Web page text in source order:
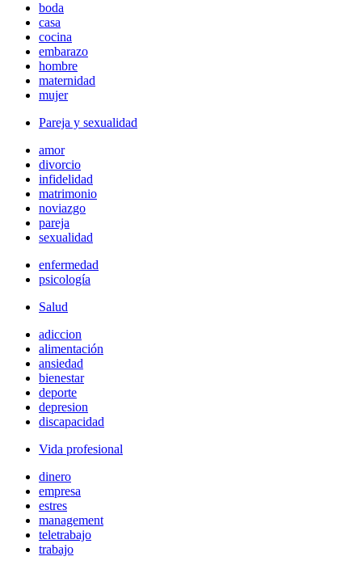
boda
casa
cocina
embarazo
hombre
maternidad
mujer
Pareja y sexualidad
amor
divorcio
infidelidad
matrimonio
noviazgo
pareja
sexualidad
enfermedad
psicología
Salud
adiccion
alimentación
ansiedad
bienestar
deporte
depresion
discapacidad
Vida profesional
dinero
empresa
estres
management
teletrabajo
trabajo